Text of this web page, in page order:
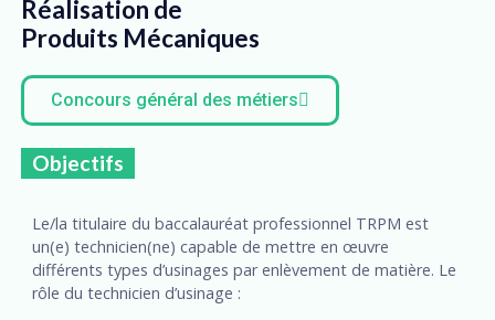
Réalisation de
Produits Mécaniques
Concours général des métiers
Objectifs
Le/la titulaire du baccalauréat professionnel TRPM est
un(e) technicien(ne) capable de mettre en œuvre
différents types d’usinages par enlèvement de matière. Le
rôle du technicien d’usinage :